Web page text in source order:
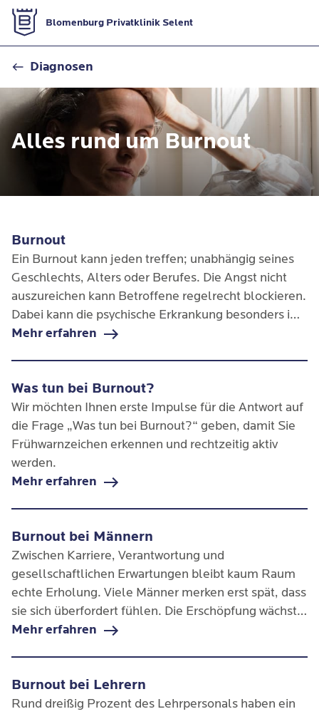
Zur Startseite
Blomenburg Privatklinik Selent
Diagnosen
Alles rund um Burnout
Burnout
Ein Burnout kann jeden treffen; unabhängig seines
Geschlechts, Alters oder Berufes. Die Angst nicht
auszureichen kann Betroffene regelrecht blockieren.
Dabei kann die psychische Erkrankung besonders im
frühen Stadium optimal bekämpft werden!
Mehr erfahren
Was tun bei Burnout?
Wir möchten Ihnen erste Impulse für die Antwort auf
die Frage „Was tun bei Burnout?“ geben, damit Sie
Frühwarnzeichen erkennen und rechtzeitig aktiv
werden.
Mehr erfahren
Burnout bei Männern
Zwischen Karriere, Verantwortung und
gesellschaftlichen Erwartungen bleibt kaum Raum
echte Erholung. Viele Männer merken erst spät, dass
sie sich überfordert fühlen. Die Erschöpfung wächst
schleichend, bis nichts mehr geht. Dann ist oft von
Mehr erfahren
Burnout bei Lehrern
Rund dreißig Prozent des Lehrpersonals haben ein